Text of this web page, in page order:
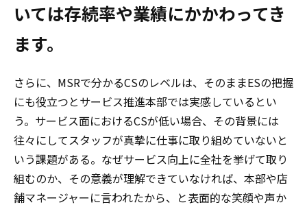
いては存続率や業績にかかわってき
ます。
さらに、MSRで分かるCSのレベルは、そのままESの把握
にも役立つとサービス推進本部では実感しているとい
う。サービス面におけるCSが低い場合、その背景には
往々にしてスタッフが真摯に仕事に取り組めていないと
いう課題がある。なぜサービス向上に全社を挙げて取り
組むのか、その意義が理解できていなければ、本部や店
舗マネージャーに言われたから、と表面的な笑顔や声か